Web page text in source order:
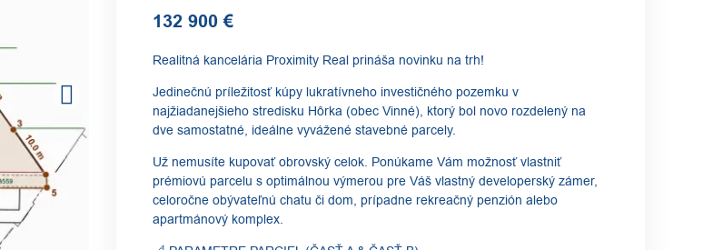
132 900 €
Realitná kancelária Proximity Real prináša novinku na trh!
Jedinečnú príležitosť kúpy lukratívneho investičného pozemku v
najžiadanejšieho stredisku Hôrka (obec Vinné), ktorý bol novo rozdelený na
dve samostatné, ideálne vyvážené stavebné parcely.
​Už nemusíte kupovať obrovský celok. Ponúkame Vám možnosť vlastniť
prémiovú parcelu s optimálnou výmerou pre Váš vlastný developerský zámer,
celoročne obývateľnú chatu či dom, prípadne rekreačný penzión alebo
apartmánový komplex.